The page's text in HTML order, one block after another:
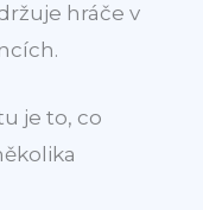
hráče v
je to, co